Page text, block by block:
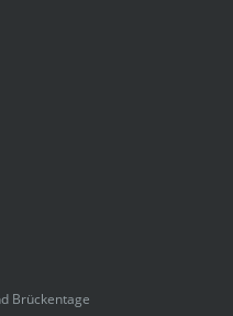
Brückentage